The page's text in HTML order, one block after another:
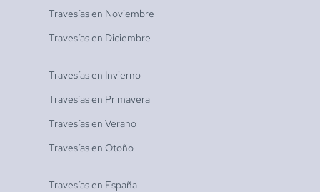
Travesías en Noviembre
Travesías en Diciembre
Travesías en Invierno
Travesías en Primavera
Travesías en Verano
Travesías en Otoño
Travesías en España